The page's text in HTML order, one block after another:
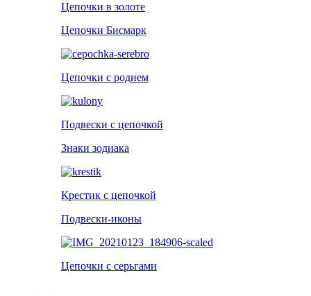
Цепочки в золоте
Цепочки Бисмарк
Цепочки с родием
Подвески с цепочкой
Знаки зодиака
Крестик с цепочкой
Подвески-иконы
Цепочки с серьгами